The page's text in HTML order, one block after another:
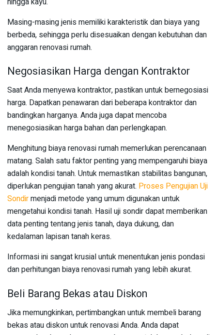
Masing-masing jenis memiliki karakteristik dan biaya yang
berbeda, sehingga perlu disesuaikan dengan kebutuhan dan
anggaran renovasi rumah.
Negosiasikan Harga dengan Kontraktor
Saat Anda menyewa kontraktor, pastikan untuk bernegosiasi
harga. Dapatkan penawaran dari beberapa kontraktor dan
bandingkan harganya. Anda juga dapat mencoba
menegosiasikan harga bahan dan perlengkapan.
Menghitung biaya renovasi rumah memerlukan perencanaan
matang. Salah satu faktor penting yang mempengaruhi biaya
adalah kondisi tanah. Untuk memastikan stabilitas bangunan,
diperlukan pengujian tanah yang akurat. Proses Pengujian Uji
Sondirmenjadi metode yang umum digunakan untuk
mengetahui kondisi tanah. Hasil uji sondir dapat memberikan
data penting tentang jenis tanah, daya dukung, dan
kedalaman lapisan tanah keras.
Informasi ini sangat krusial untuk menentukan jenis pondasi
dan perhitungan biaya renovasi rumah yang lebih akurat.
Beli Barang Bekas atau Diskon
Jika memungkinkan, pertimbangkan untuk membeli barang
bekas atau diskon untuk renovasi Anda. Anda dapat